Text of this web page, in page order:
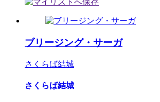
ブリージング・サーガ
さくらば結城
さくらば結城